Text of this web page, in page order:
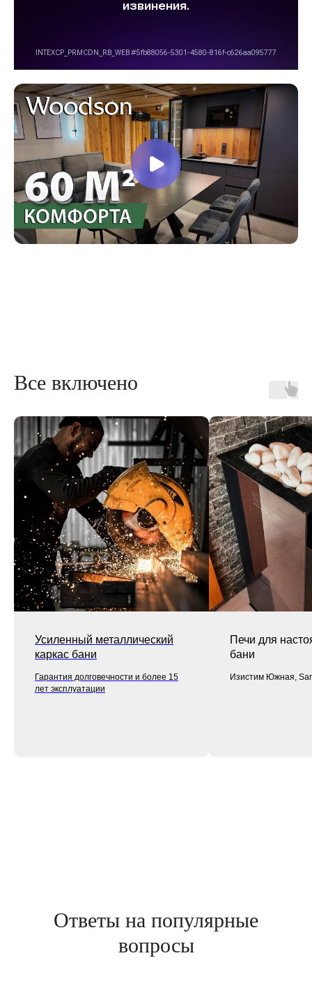
Все включено
Усиленный металлический
каркас бани
Гарантия долговечности и более 15
лет эксплуатации
Печи для
бани
Изистим Южная,
Ответы на популярные
вопросы